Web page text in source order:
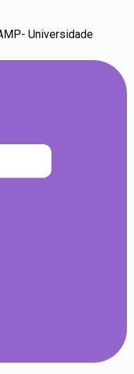
Universidade